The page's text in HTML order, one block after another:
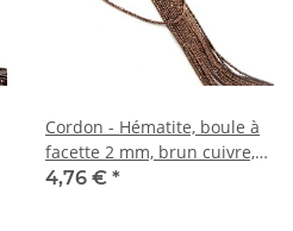
Cordon - Hématite, boule à
facette 2 mm, brun cuivre,
longueur 38 cm /1862
4,76 € *